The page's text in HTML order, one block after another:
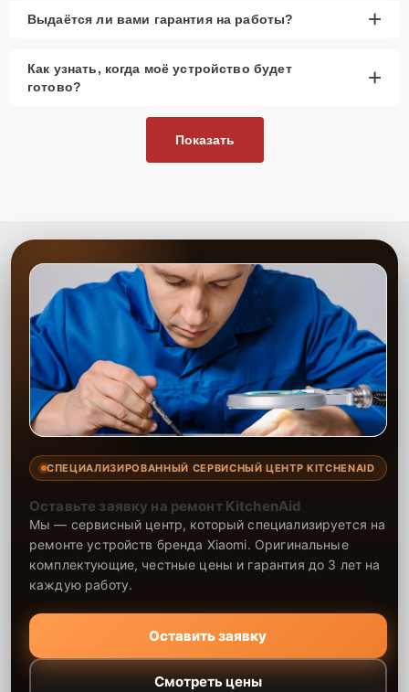
Выдаётся ли вами гарантия на работы? +
Как узнать, когда моё устройство будет
готово?
+
Показать
СПЕЦИАЛИЗИРОВАННЫЙ СЕРВИСНЫЙ ЦЕНТР KITCHENAID
Оставьте заявку на ремонт KitchenAid
Мы — сервисный центр, который специализируется на
ремонте устройств бренда Xiaomi. Оригинальные
комплектующие, честные цены и гарантия до 3 лет на
каждую работу.
Оставить заявку
Смотреть цены